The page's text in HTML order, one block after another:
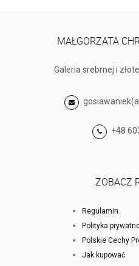
MAŁGORZATA
Galeria srebrnej i
+48
ZOBACZ
Regulamin
Polityka
Polskie Cechy
Jak kupować